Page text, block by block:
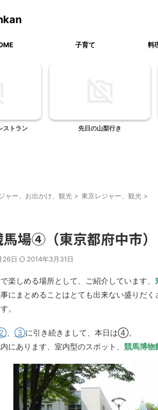
子育て 料
ラン 先日の山梨行き
ャー、お出かけ、観光 > 東京レジャー、観光 >
場④（東京都府中市）
26日 2014年3月31日
楽しめる場所として、ご紹介しています、
にまとめることはとても出来ない盛りだ
。
③に引き続きまして、本日は④。
にあります、室内型のスポット、 競馬博物